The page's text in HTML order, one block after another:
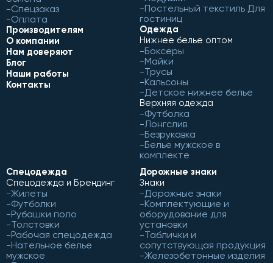
Спецзаказ
Оплата
Производителям
О компании
Нам доверяют
Блог
Наши работы
Контакты
Постельный текстиль Для
гостиниц
Одежда
Нижнее белье оптом
Боксеры
Майки
Трусы
Кальсоны
Детское нижнее белье
Верхняя одежда
Футболка
Лонгслив
Безрукавка
Белье мужское в
комплекте
Спецодежда
Спецодежда и Брендинг
Жилеты
Футболки
Рубашки поло
Толстовки
Рабочая спецодежда
Нательное белье
мужское
Дорожные знаки
Знаки
Дорожные знаки
Комплектующие и
оборудование для
установки
Таблички и
сопутствующая продукция
Железобетонные изделия